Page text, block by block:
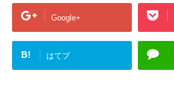
Google+
B! はてブ